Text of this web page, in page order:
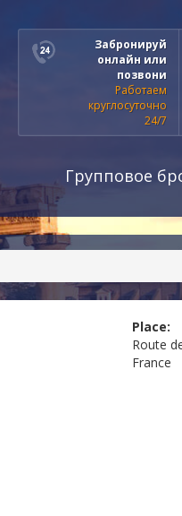
Забронируй
онлайн или
позвони
Работаем
круглосуточно
24/7
Групповое
Place:
Route
France